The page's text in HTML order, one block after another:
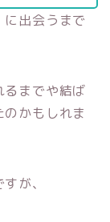
に出会うまで
るまでや結ば
かもしれま
が、